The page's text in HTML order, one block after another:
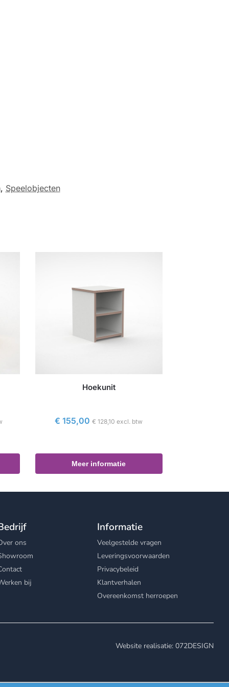
, Speelobjecten
Hoekunit
€ 155,00 € 128,10 excl. btw
Meer informatie
ons
bij
Informatie
Veelgestelde vragen
Leveringsvoorwaarden
Privacybeleid
Klantverhalen
Overeenkomst herroepen
Website realisatie: 072DESIGN